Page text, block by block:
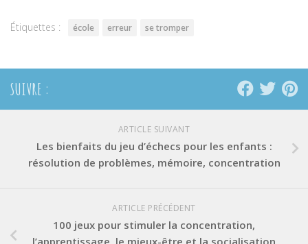
Étiquettes : école erreur se tromper
SUIVRE :
ARTICLE SUIVANT
Les bienfaits du jeu d’échecs pour les enfants :
résolution de problèmes, mémoire, concentration
ARTICLE PRÉCÉDENT
100 jeux pour stimuler la concentration,
l’apprentissage, le mieux-être et la socialisation